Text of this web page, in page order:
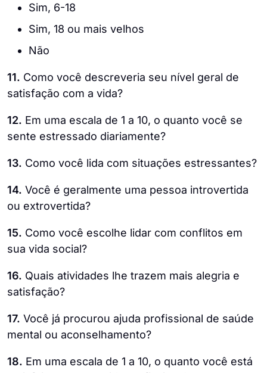
Sim, 6-18
Sim, 18 ou mais velhos
Não
11. Como você descreveria seu nível geral de
satisfação com a vida?
12. Em uma escala de 1 a 10, o quanto você se
sente estressado diariamente?
13. Como você lida com situações estressantes?
14. Você é geralmente uma pessoa introvertida
ou extrovertida?
15. Como você escolhe lidar com conflitos em
sua vida social?
16. Quais atividades lhe trazem mais alegria e
satisfação?
17. Você já procurou ajuda profissional de saúde
mental ou aconselhamento?
18. Em uma escala de 1 a 10, o quanto você está